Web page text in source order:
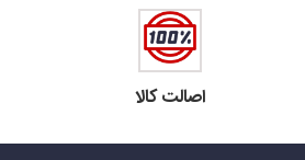
اصالت کالا